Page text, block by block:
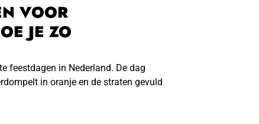
VOOR
JE ZO
feestdagen in Nederland. De dag
in oranje en de straten gevuld